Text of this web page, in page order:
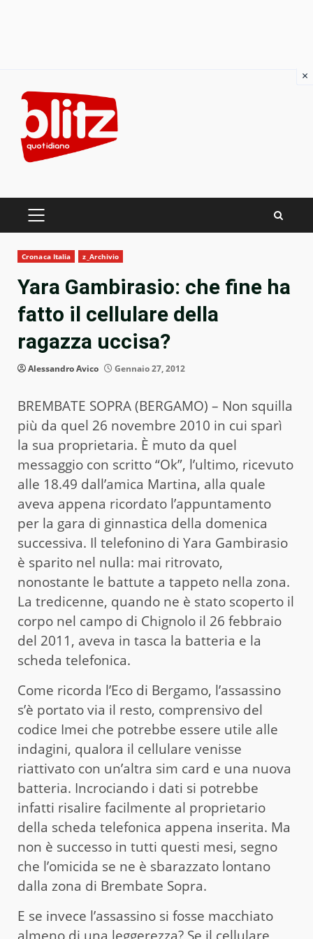
content
PRIMARY
Cronaca Italia z_Archivio
Yara Gambirasio: che fine ha
fatto il cellulare della
ragazza uccisa?
Alessandro Avico Gennaio 27, 2012
BREMBATE SOPRA (BERGAMO) – Non squilla
più da quel 26 novembre 2010 in cui sparì
la sua proprietaria. È muto da quel
messaggio con scritto “Ok”, l’ultimo, ricevuto
alle 18.49 dall’amica Martina, alla quale
aveva appena ricordato l’appuntamento
per la gara di ginnastica della domenica
successiva. Il telefonino di Yara Gambirasio
è sparito nel nulla: mai ritrovato,
nonostante le battute a tappeto nella zona.
La tredicenne, quando ne è stato scoperto il
corpo nel campo di Chignolo il 26 febbraio
del 2011, aveva in tasca la batteria e la
scheda telefonica.
Come ricorda l’Eco di Bergamo, l’assassino
s’è portato via il resto, comprensivo del
codice Imei che potrebbe essere utile alle
indagini, qualora il cellulare venisse
riattivato con un’altra sim card e una nuova
batteria. Incrociando i dati si potrebbe
infatti risalire facilmente al proprietario
della scheda telefonica appena inserita. Ma
non è successo in tutti questi mesi, segno
che l’omicida se ne è sbarazzato lontano
dalla zona di Brembate Sopra.
E se invece l’assassino si fosse macchiato
×